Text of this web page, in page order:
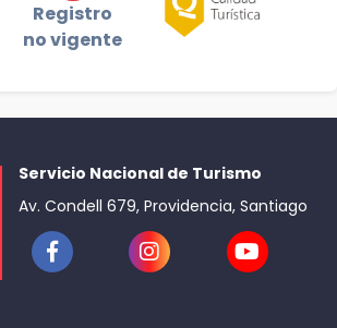
Registro
no vigente
Servicio Nacional de Turismo
Av. Condell 679, Providencia, Santiago